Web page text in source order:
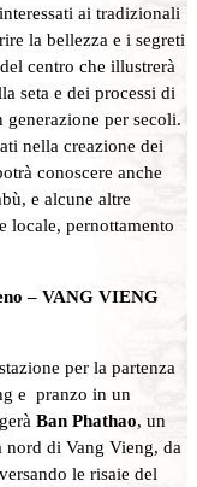
ai tradizionali
la bellezza e i segreti
centro che illustrerà
seta e dei processi di
per secoli.
nella creazione dei
conoscere anche
e alcune altre
locale, pernottamento
– VANG VIENG
per la partenza
e pranzo in un
Ban Phathao, un
di Vang Vieng, da
le risaie del